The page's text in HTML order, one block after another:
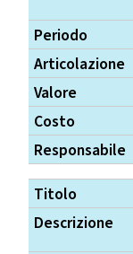
Periodo
Articolazione
Valore
Costo
Responsabile
Titolo
Descrizione